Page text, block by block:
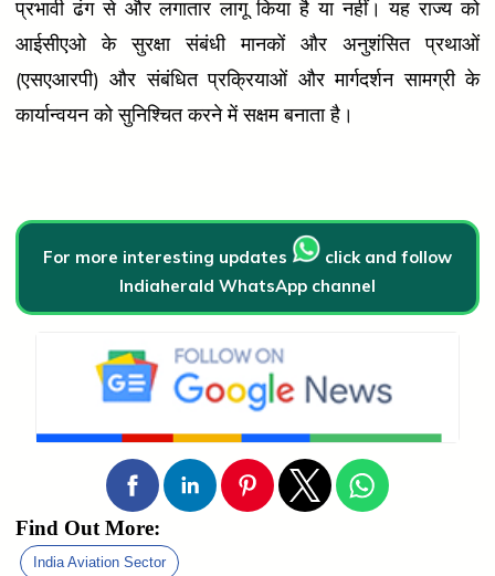
प्रभावी ढंग से और लगातार लागू किया है या नहीं। यह राज्य को
आईसीएओ के सुरक्षा संबंधी मानकों और अनुशंसित प्रथाओं
(एसएआरपी) और संबंधित प्रक्रियाओं और मार्गदर्शन सामग्री के
कार्यान्वयन को सुनिश्चित करने में सक्षम बनाता है।
For more interesting updates
click and follow
Indiaherald WhatsApp channel
Find Out More:
India Aviation Sector